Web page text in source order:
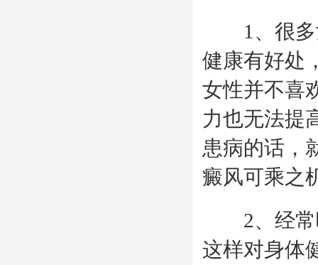
1、很多
健康有好处
女性并不喜
力也无法提
患病的话，
癜风可乘之
2、经常
这样对身体